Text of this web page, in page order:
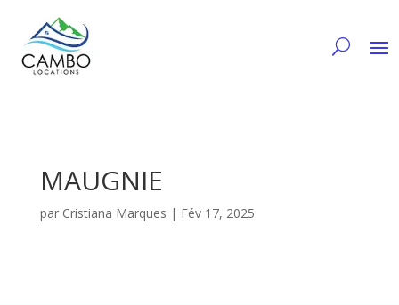
MAUGNIE
par Cristiana Marques | Fév 17, 2025